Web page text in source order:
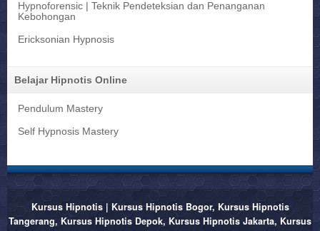
Hypnoforensic | Teknik Pendeteksian dan Penanganan
Kebohongan
Ericksonian Hypnosis
Belajar Hipnotis Online
Pendulum Mastery
Self Hypnosis Mastery
Kursus Hipnotis | Kursus Hipnotis Bogor, Kursus Hipnotis
Tangerang, Kursus Hipnotis Depok, Kursus Hipnotis Jakarta, Kursus